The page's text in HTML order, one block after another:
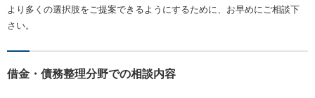
より多くの選択肢をご提案できるようにするために、お早めにご相談下
さい。
借金・債務整理分野での相談内容